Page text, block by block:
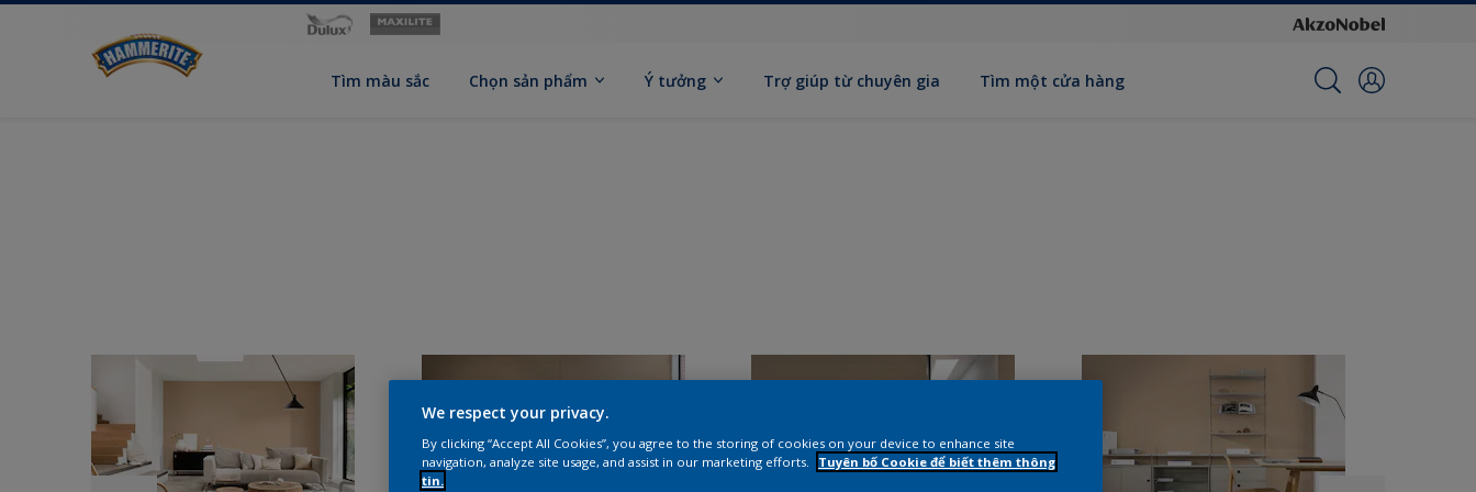
Tìm màu sắc Chọn sản phẩm Ý tưởng Trợ giúp từ chuyên gia Tìm một cửa hàng
We respect your privacy.
By clicking “Accept All Cookies”, you agree to the storing of cookies on your device to enhance site
navigation, analyze site usage, and assist in our marketing efforts.
Tuyên bố Cookie để biết thêm thông
tin.